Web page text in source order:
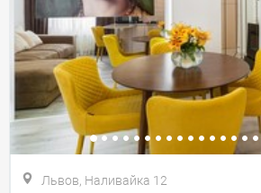
Львов, Наливайка 12